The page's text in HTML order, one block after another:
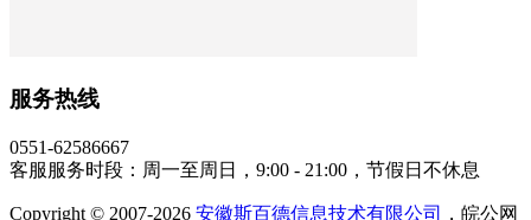
服务热线
0551-62586667
客服服务时段：周一至周日，9:00 - 21:00，节假日不休息
Copyright © 2007-2026 安徽斯百德信息技术有限公司
，皖公网